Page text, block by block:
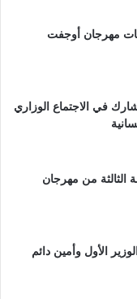
مهرجان أوجفت
في الاجتماع الوزاري
الثالثة من مهرجان
الأول وأمين دائم